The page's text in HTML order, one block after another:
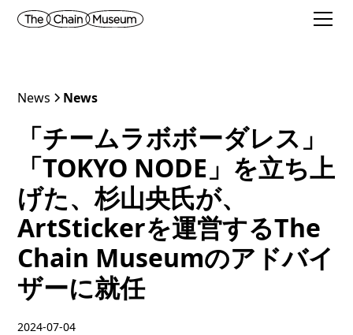
News News
「チームラボボーダレス」
「TOKYO NODE」を立ち上
げた、杉山央氏が、
ArtStickerを運営するThe
Chain Museumのアドバイ
ザーに就任
2024-07-04